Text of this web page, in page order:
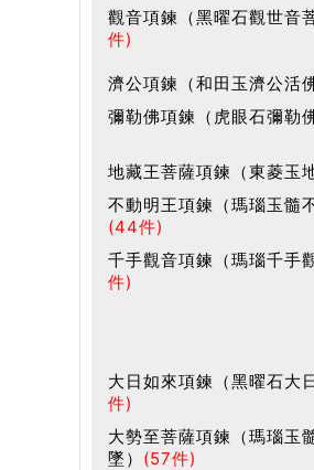
觀音項鍊（黑曜石觀世音
件)
濟公項鍊（和田玉濟公活
彌勒佛項鍊（虎眼石彌勒
地藏王菩薩項鍊（東菱玉
不動明王項鍊（瑪瑙玉髓
(44件)
千手觀音項鍊（瑪瑙千手
件)
大日如來項鍊（黑曜石大
件)
大勢至菩薩項鍊（瑪瑙玉
墜） (57件)